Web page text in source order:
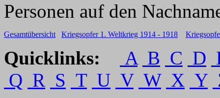
Personen auf den
Gesamtübersicht Kriegsopfer 1. Weltkrieg 1914 - 1918
Quicklinks: A B C D
Q R S T U V W X Y